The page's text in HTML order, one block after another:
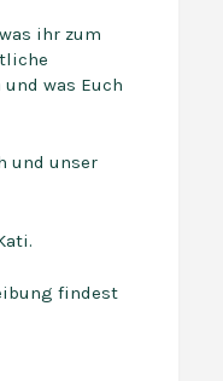
ihr zum
was Euch
und unser
findest